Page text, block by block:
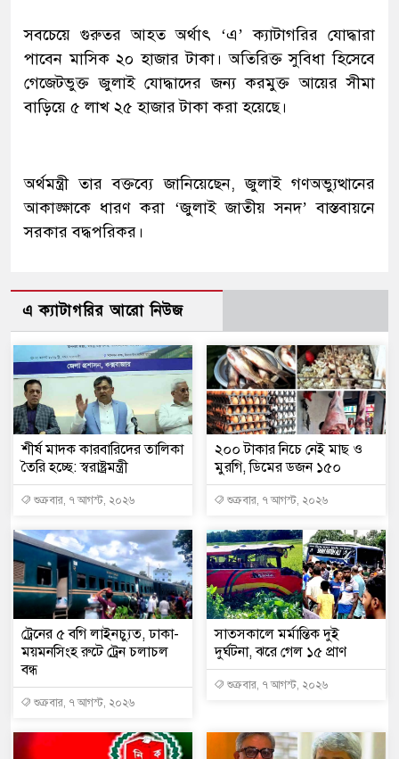
সবচেয়ে গুরুতর আহত অর্থাৎ ‘এ’ ক্যাটাগরির যোদ্ধারা
পাবেন মাসিক ২০ হাজার টাকা। অতিরিক্ত সুবিধা হিসেবে
গেজেটভুক্ত জুলাই যোদ্ধাদের জন্য করমুক্ত আয়ের সীমা
বাড়িয়ে ৫ লাখ ২৫ হাজার টাকা করা হয়েছে।
অর্থমন্ত্রী তার বক্তব্যে জানিয়েছেন, জুলাই গণঅভ্যুত্থানের
আকাঙ্ক্ষাকে ধারণ করা ‘জুলাই জাতীয় সনদ’ বাস্তবায়নে
সরকার বদ্ধপরিকর।
এ ক্যাটাগরির আরো নিউজ
শীর্ষ মাদক কারবারিদের তালিকা
তৈরি হচ্ছে: স্বরাষ্ট্রমন্ত্রী
শুক্রবার, ৭ আগস্ট, ২০২৬
২০০ টাকার নিচে নেই মাছ ও
মুরগি, ডিমের ডজন ১৫০
শুক্রবার, ৭ আগস্ট, ২০২৬
ট্রেনের ৫ বগি লাইনচ্যুত, ঢাকা-
ময়মনসিংহ রুটে ট্রেন চলাচল
বন্ধ
শুক্রবার, ৭ আগস্ট, ২০২৬
সাতসকালে মর্মান্তিক দুই
দুর্ঘটনা, ঝরে গেল ১৫ প্রাণ
শুক্রবার, ৭ আগস্ট, ২০২৬